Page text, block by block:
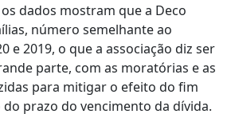
dados mostram que a Deco
número semelhante ao
e 2019, o que a associação diz ser
parte, com as moratórias e as
para mitigar o efeito do fim
prazo do vencimento da dívida.